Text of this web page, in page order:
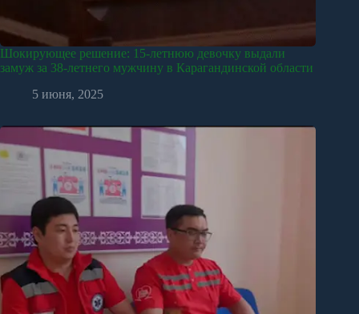
Шокирующее решение: 15-летнюю девочку выдали
замуж за 38-летнего мужчину в Карагандинской области
5 июня, 2025